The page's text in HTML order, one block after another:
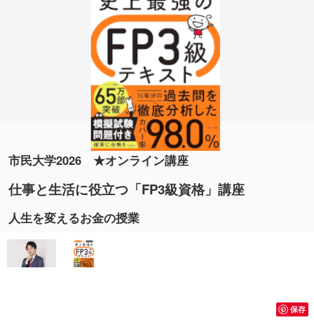
市民大学2026 ★オンライン講座
仕事と生活に役立つ「FP3級資格」講座
人生を変えるお金の授業
保存